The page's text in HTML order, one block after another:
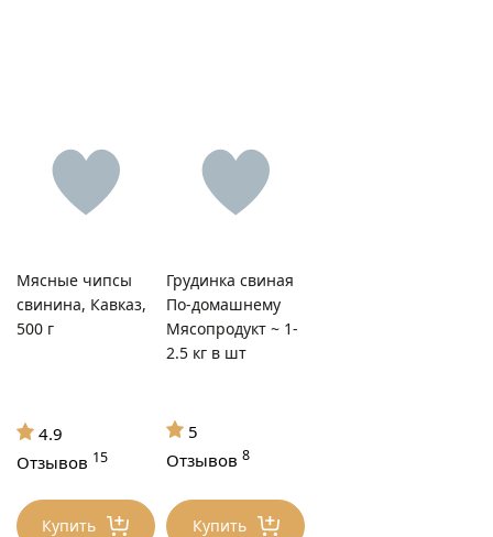
Купить
Мясные чипсы
свинина, Кавказ,
500 г
4.9
Отзывов 15
Купить
Грудинка свиная
По-домашнему
Мясопродукт ~ 1-
2.5 кг в шт
5
Отзывов8